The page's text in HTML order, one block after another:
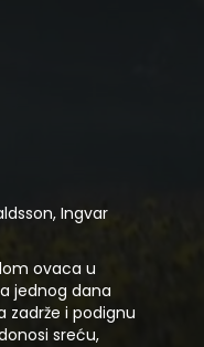
Ingvar
ovaca u
jednog dana
zadrže i podignu
sreću,